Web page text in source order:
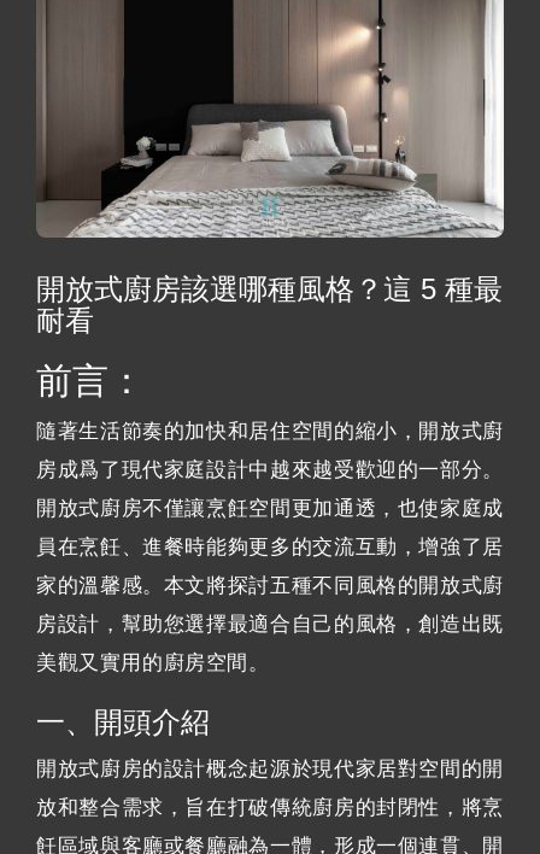
開放式廚房該選哪種風格？這 5 種最
耐看
前言：
隨著生活節奏的加快和居住空間的縮小，開放式廚
房成爲了現代家庭設計中越來越受歡迎的一部分。
開放式廚房不僅讓烹飪空間更加通透，也使家庭成
員在烹飪、進餐時能夠更多的交流互動，增強了居
家的溫馨感。本文將探討五種不同風格的開放式廚
房設計，幫助您選擇最適合自己的風格，創造出既
美觀又實用的廚房空間。
一、開頭介紹
開放式廚房的設計概念起源於現代家居對空間的開
放和整合需求，旨在打破傳統廚房的封閉性，將烹
飪區域與客廳或餐廳融為一體，形成一個連貫、開